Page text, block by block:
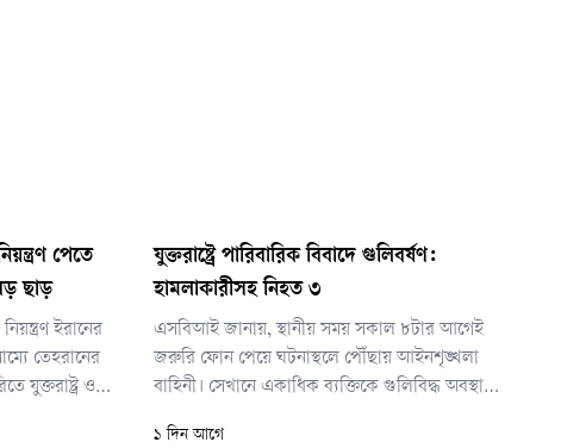
পেতে
ছাড়
ইরানের
তেহরানের
যুক্তরাষ্ট্র ও
যুক্তরাষ্ট্রে পারিবারিক বিবাদে গুলিবর্ষণ:
হামলাকারীসহ নিহত ৩
এসবিআই জানায়, স্থানীয় সময় সকাল ৮টার আগেই
জরুরি ফোন পেয়ে ঘটনাস্থলে পৌঁছায় আইনশৃঙ্খলা
বাহিনী। সেখানে একাধিক ব্যক্তিকে গুলিবিদ্ধ অবস্থায়
১ দিন আগে